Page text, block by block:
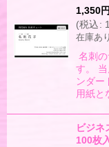
1,350円
(税込:
在庫あり
名刺
す。
ンダー
用紙
ビジ
100枚